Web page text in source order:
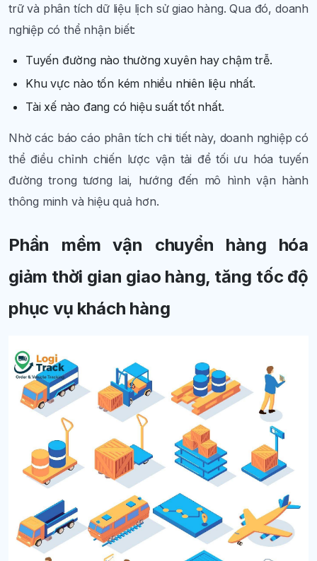
trữ và phân tích dữ liệu lịch sử giao hàng. Qua đó, doanh
nghiệp có thể nhận biết:
Tuyến đường nào thường xuyên hay chậm trễ.
Khu vực nào tốn kém nhiều nhiên liệu nhất.
Tài xế nào đang có hiệu suất tốt nhất.
Nhờ các báo cáo phân tích chi tiết này, doanh nghiệp có
thể điều chỉnh chiến lược vận tải để tối ưu hóa tuyến
đường trong tương lai, hướng đến mô hình vận hành
thông minh và hiệu quả hơn.
Phần mềm vận chuyển hàng hóa
giảm thời gian giao hàng, tăng tốc độ
phục vụ khách hàng